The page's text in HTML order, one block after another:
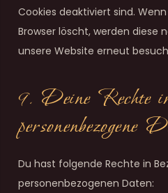
Cookies deaktiviert sind.
Browser löscht, werden diese
unsere Website erneut
9. Deine Rechte
personenbezogene
Du hast folgende Rechte in
personenbezogenen Daten: